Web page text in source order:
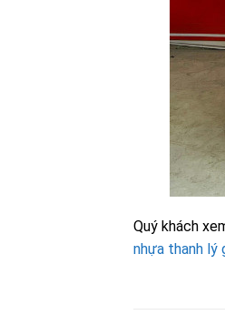
Quý khách
nhựa thanh lý